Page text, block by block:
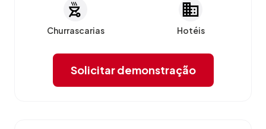
Churrascarias Hotéis
Solicitar demonstração